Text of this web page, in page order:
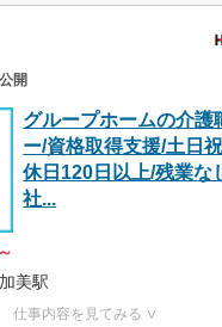
開
グループホームの介護
ー/資格取得支援/土日
休日120日以上/残業な
社...
美駅
仕事内容を見てみる ∨